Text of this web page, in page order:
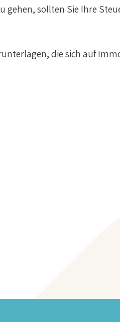
gehen, sollten Sie Ihre
die sich auf